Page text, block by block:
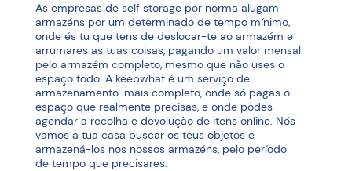
As empresas de self storage por norma alugam
armazéns por um determinado de tempo mínimo,
onde és tu que tens de deslocar-te ao armazém e
arrumares as tuas coisas, pagando um valor mensal
pelo armazém completo, mesmo que não uses o
espaço todo. A keepwhat é um serviço de
armazenamento. mais completo, onde só pagas o
espaço que realmente precisas, e onde podes
agendar a recolha e devolução de itens online. Nós
vamos a tua casa buscar os teus objetos e
armazená-los nos nossos armazéns, pelo período
de tempo que precisares.